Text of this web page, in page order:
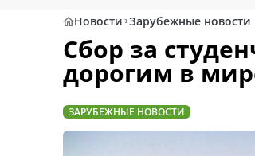
Новости Зарубежные новости
Сбор за
дорогим в
ЗАРУБЕЖНЫЕ НОВОСТИ